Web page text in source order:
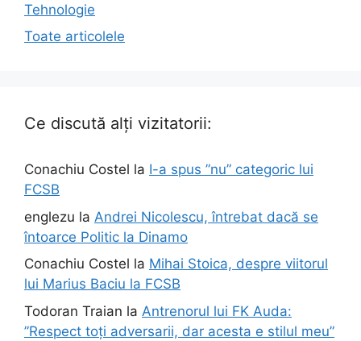
Tehnologie
Toate articolele
Ce discută alți vizitatorii:
Conachiu Costel la I-a spus ”nu” categoric lui
FCSB
englezu la Andrei Nicolescu, întrebat dacă se
întoarce Politic la Dinamo
Conachiu Costel la Mihai Stoica, despre viitorul
lui Marius Baciu la FCSB
Todoran Traian la Antrenorul lui FK Auda:
”Respect toți adversarii, dar acesta e stilul meu”